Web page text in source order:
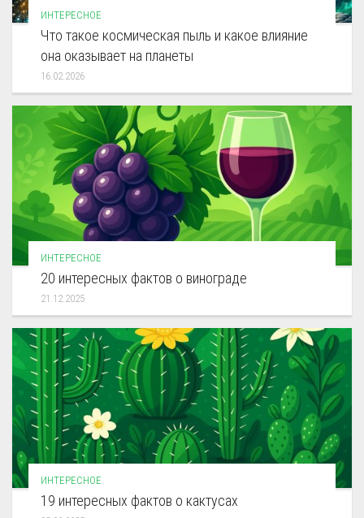
ИНТЕРЕСНОЕ
Что такое космическая пыль и какое влияние
она оказывает на планеты
16.02.2026
ИНТЕРЕСНОЕ
20 интересных фактов о винограде
21.12.2025
ИНТЕРЕСНОЕ
19 интересных фактов о кактусах